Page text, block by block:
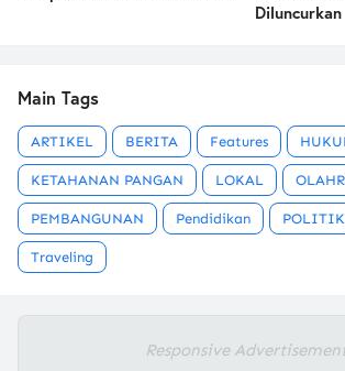
Diluncurkan
Main Tags
ARTIKEL BERITA Features
KETAHANAN PANGAN LOKAL
PEMBANGUNAN Pendidikan POLITIK
Traveling
Responsive